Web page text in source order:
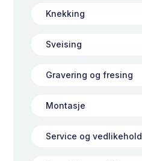
Knekking
Sveising
Gravering og fresing
Montasje
Service og vedlikehold